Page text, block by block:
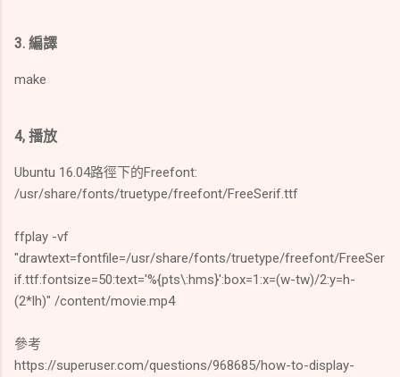
3. 編譯
make
4, 播放
Ubuntu 16.04路徑下的Freefont:
/usr/share/fonts/truetype/freefont/FreeSerif.ttf
ffplay -vf
"drawtext=fontfile=/usr/share/fonts/truetype/freefont/FreeSer
if.ttf:fontsize=50:text='%{pts\:hms}':box=1:x=(w-tw)/2:y=h-
(2*lh)" /content/movie.mp4
參考
https://superuser.com/questions/968685/how-to-display-